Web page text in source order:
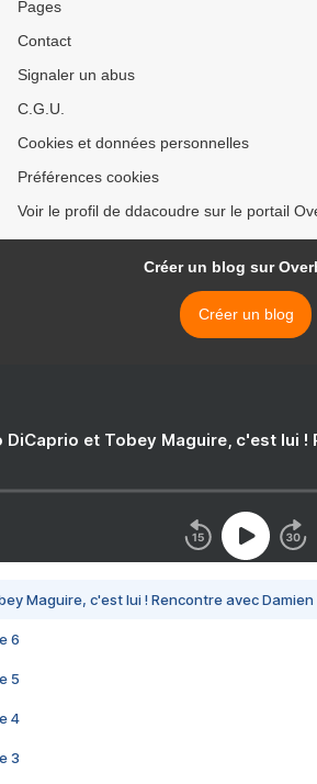
Pages
Contact
Signaler un abus
C.G.U.
Cookies et données personnelles
Préférences cookies
Voir le profil de ddacoudre sur le portail
Créer un blog sur
Créer un blog
DiCaprio et Tobey Maguire, c'est lui
Maguire, c'est lui ! Rencontre avec
6
5
4
3